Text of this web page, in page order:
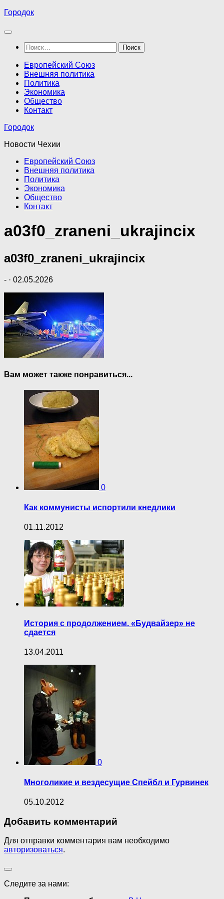
Перейти
содержимому
Городок
Найти:
Европейский Союз
Внешняя политика
Политика
Экономика
Общество
Контакт
Городок
Новости Чехии
Европейский Союз
Внешняя политика
Политика
Экономика
Общество
Контакт
a03f0_zraneni_ukrajincix
a03f0_zraneni_ukrajincix
- · 02.05.2026
Вам может также понравиться...
0
Как коммунисты испортили кнедлики
01.11.2012
История с продолжением. «Будвайзер» не
сдается
13.04.2011
0
Многоликие и вездесущие Спейбл и Гурвинек
05.10.2012
Добавить комментарий
Для отправки комментария вам необходимо
авторизоваться.
Следите за нами: